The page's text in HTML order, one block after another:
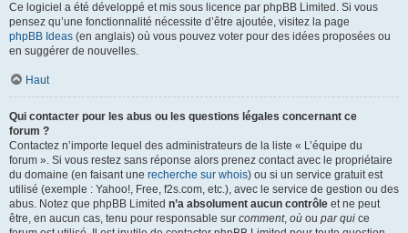
Ce logiciel a été développé et mis sous licence par phpBB Limited. Si vous
pensez qu’une fonctionnalité nécessite d’être ajoutée, visitez la page
phpBB Ideas (en anglais) où vous pouvez voter pour des idées proposées ou
en suggérer de nouvelles.
Haut
Qui contacter pour les abus ou les questions légales concernant ce
forum ?
Contactez n’importe lequel des administrateurs de la liste « L’équipe du
forum ». Si vous restez sans réponse alors prenez contact avec le propriétaire
du domaine (en faisant une recherche sur whois) ou si un service gratuit est
utilisé (exemple : Yahoo!, Free, f2s.com, etc.), avec le service de gestion ou des
abus. Notez que phpBB Limited n’a absolument aucun contrôle et ne peut
être, en aucun cas, tenu pour responsable sur comment, où ou par qui ce